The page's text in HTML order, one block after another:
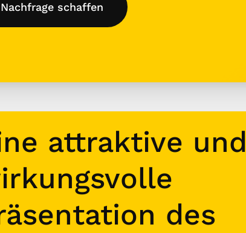
Nachfrage schaffen
attraktive und
des